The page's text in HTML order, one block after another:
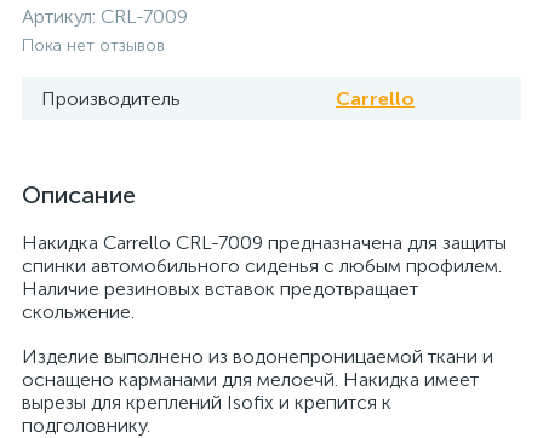
Артикул: CRL-7009
Пока нет отзывов
Производитель Carrello
Описание
Накидка Carrello CRL-7009 предназначена для защиты
спинки автомобильного сиденья с любым профилем.
Наличие резиновых вставок предотвращает
скольжение.
Изделие выполнено из водонепроницаемой ткани и
оснащено карманами для мелоечй. Накидка имеет
вырезы для креплений Isofix и крепится к
подголовнику.